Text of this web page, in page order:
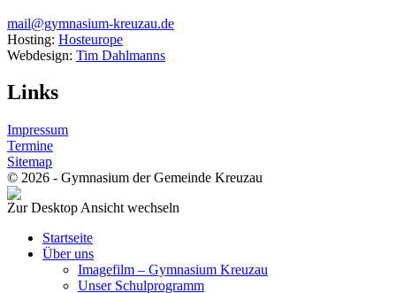
mail@gymnasium-kreuzau.de
Hosting: Hosteurope
Webdesign: Tim Dahlmanns
Links
Impressum
Termine
Sitemap
© 2026 - Gymnasium der Gemeinde Kreuzau
Zur Desktop Ansicht wechseln
Startseite
Über uns
Imagefilm – Gymnasium Kreuzau
Unser Schulprogramm